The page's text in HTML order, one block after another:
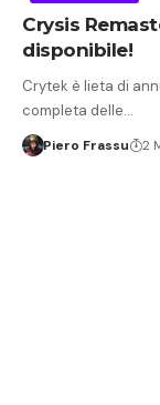
Crysis
disponibile!
Crytek è lieta di
completa delle…
Piero Frassu 2